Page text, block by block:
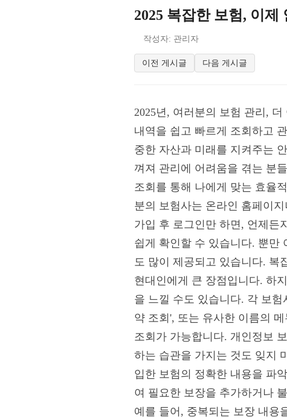
2025 복잡한 보험, 이
작성자: 관리자
이전 게시글 다음 게시글
2025년, 여러분의 보험 관리,
내역을 쉽고 빠르게 조회하고
중한 자산과 미래를 지켜주는
껴져 관리에 어려움을 겪는 분
조회를 통해 나에게 맞는 효율
분의 보험사는 온라인 홈페이
가입 후 로그인만 하면, 언제든
쉽게 확인할 수 있습니다. 뿐만
도 많이 제공되고 있습니다. 복
현대인에게 큰 장점입니다. 하
을 느낄 수도 있습니다. 각 보
약 조회', 또는 유사한 이름의
조회가 가능합니다. 개인정보
하는 습관을 가지는 것도 잊지
입한 보험의 정확한 내용을 파
여 필요한 보장을 추가하거나
예를 들어, 중복되는 보장 내용